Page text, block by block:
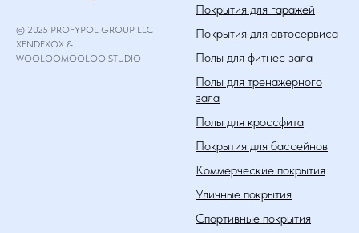
© 2025 PROFYPOL GROUP LLC
XENDEXOX &
WOOLOOMOOLOO STUDIO
Покрытия для гаражей
Покрытия для автосервиса
Полы для фитнес зала
Полы для тренажерного
зала
Полы для кроссфита
Покрытия для бассейнов
Коммерческие покрытия
Уличные покрытия
Спортивные покрытия